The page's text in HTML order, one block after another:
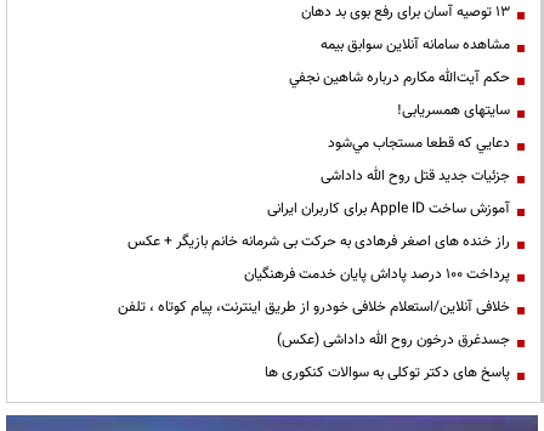
13 توصیه آسان برای رفع بوی بد دهان
مشاهده سامانه آنلاين سوابق بیمه
حكم آيت‌الله مكارم درباره شاهين نجفي
سایتهای همسریابی!
دعايي كه قطعا مستجاب مي‌شود
جزئیات جدید قتل روح الله داداشی
آموزش ساخت Apple ID برای کاربران ایرانی
راز خنده های اصغر فرهادی به حرکت بی شرمانه خانم بازیگر + عکس
پرداخت ۱۰۰ درصد پاداش پایان خدمت فرهنگیان
خلافی آنلاین/استعلام خلافی خودرو از طریق اینترنت، پیام کوتاه ، تلفن
جسدغرق درخون روح الله داداشی (عکس)
پاسخ های دکتر توکلی به سوالات کنکوری ها